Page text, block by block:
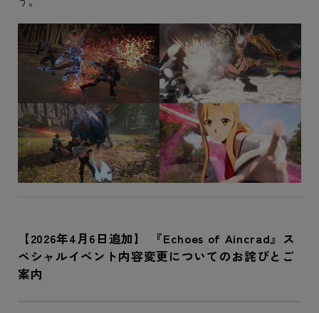
【2026年4月6日追加】 『Echoes of Aincrad』ス
ペシャルイベント内容変更についてのお詫びとご
案内